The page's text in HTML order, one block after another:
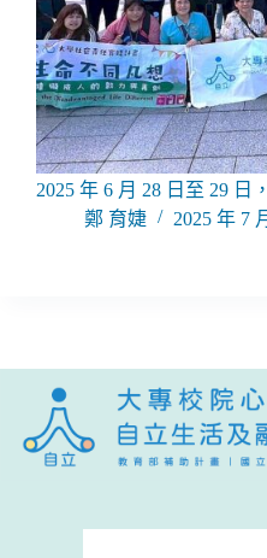
2025 年 6 月 28 日至 29
鄭 育婕
2025 年 7